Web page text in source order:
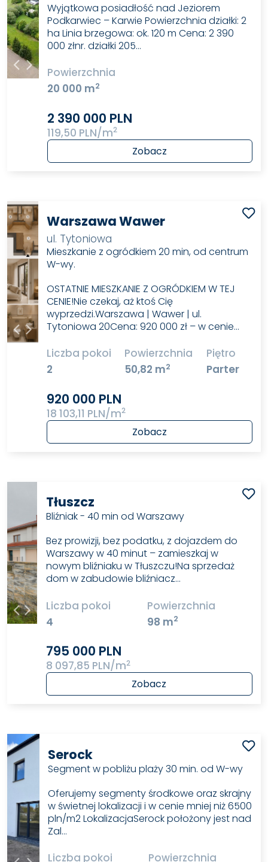
Wyjątkowa posiadłość nad Jeziorem
Podkarwiec – Karwie Powierzchnia działki: 2
ha Linia brzegowa: ok. 120 m Cena: 2 390
000 złnr. działki 205…
Powierzchnia
20 000 m2
2 390 000 PLN
119,50 PLN/m2
Zobacz
Warszawa Wawer
ul. Tytoniowa
Mieszkanie z ogródkiem 20 min, od centrum
W-wy.
OSTATNIE MIESZKANIE Z OGRÓDKIEM W TEJ
CENIE!Nie czekaj, aż ktoś Cię
wyprzedzi.Warszawa | Wawer | ul.
Tytoniowa 20Cena: 920 000 zł – w cenie…
Liczba pokoi
2
Powierzchnia
50,82 m2
Piętro
Parter
920 000 PLN
18 103,11 PLN/m2
Zobacz
Tłuszcz
Bliźniak - 40 min od Warszawy
Bez prowizji, bez podatku, z dojazdem do
Warszawy w 40 minut – zamieszkaj w
nowym bliźniaku w Tłuszczu!Na sprzedaż
dom w zabudowie bliźniacz…
Liczba pokoi
4
Powierzchnia
98 m2
795 000 PLN
8 097,85 PLN/m2
Zobacz
Serock
Segment w pobliżu plaży 30 min. od W-wy
Oferujemy segmenty środkowe oraz skrajny
w świetnej lokalizacji i w cenie mniej niż 6500
pln/m2 LokalizacjaSerock położony jest nad
Zal…
Liczba pokoi Powierzchnia